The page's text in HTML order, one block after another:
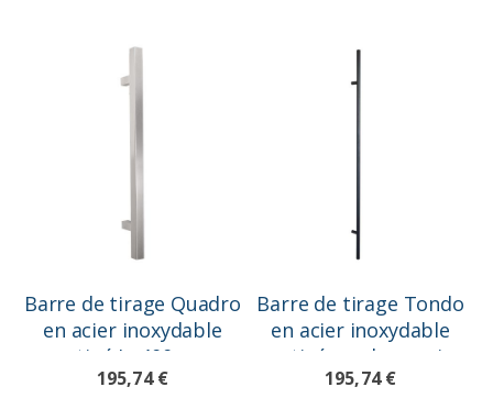
Barre de tirage Quadro
en acier inoxydable
satiné L=400mm
195,74 €
Barre de tirage Tondo
en acier inoxydable
satiné, couleur noir
L=400mm
195,74 €